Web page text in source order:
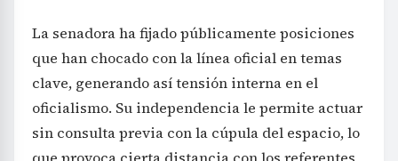
La senadora ha fijado públicamente posiciones
que han chocado con la línea oficial en temas
clave, generando así tensión interna en el
oficialismo. Su independencia le permite actuar
sin consulta previa con la cúpula del espacio, lo